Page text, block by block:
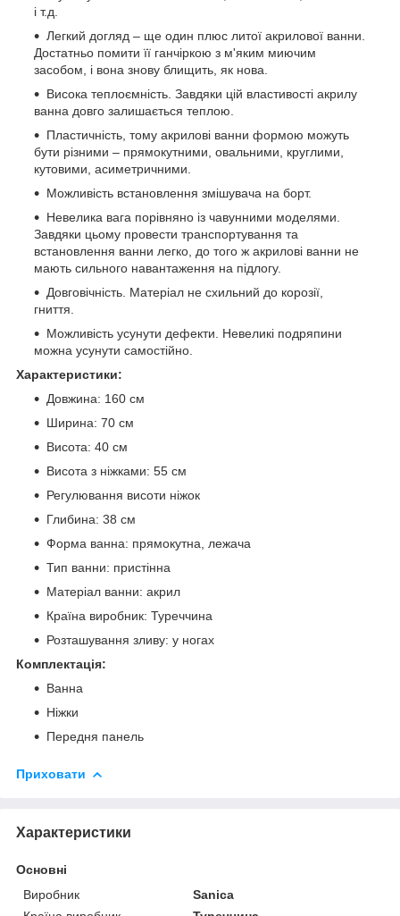
і т.д.
Легкий догляд – ще один плюс литої акрилової ванни.
Достатньо помити її ганчіркою з м'яким миючим
засобом, і вона знову блищить, як нова.
Висока теплоємність. Завдяки цій властивості акрилу
ванна довго залишається теплою.
Пластичність, тому акрилові ванни формою можуть
бути різними – прямокутними, овальними, круглими,
кутовими, асиметричними.
Можливість встановлення змішувача на борт.
Невелика вага порівняно із чавунними моделями.
Завдяки цьому провести транспортування та
встановлення ванни легко, до того ж акрилові ванни не
мають сильного навантаження на підлогу.
Довговічність. Матеріал не схильний до корозії,
гниття.
Можливість усунути дефекти. Невеликі подряпини
можна усунути самостійно.
Характеристики:
Довжина: 160 см
Ширина: 70 см
Висота: 40 см
Висота з ніжками: 55 см
Регулювання висоти ніжок
Глибина: 38 см
Форма ванна: прямокутна, лежача
Тип ванни: пристінна
Матеріал ванни: акрил
Країна виробник: Туреччина
Розташування зливу: у ногах
Комплектація:
Ванна
Ніжки
Передня панель
Приховати
Характеристики
Основні
Виробник
Sanica